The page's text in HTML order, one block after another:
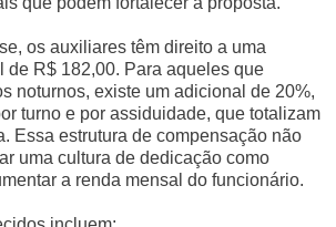
os auxiliares têm direito a uma
de R$ 182,00. Para aqueles que
noturnos, existe um adicional de 20%,
turno e por assiduidade, que totalizam
Essa estrutura de compensação não
uma cultura de dedicação como
a renda mensal do funcionário.